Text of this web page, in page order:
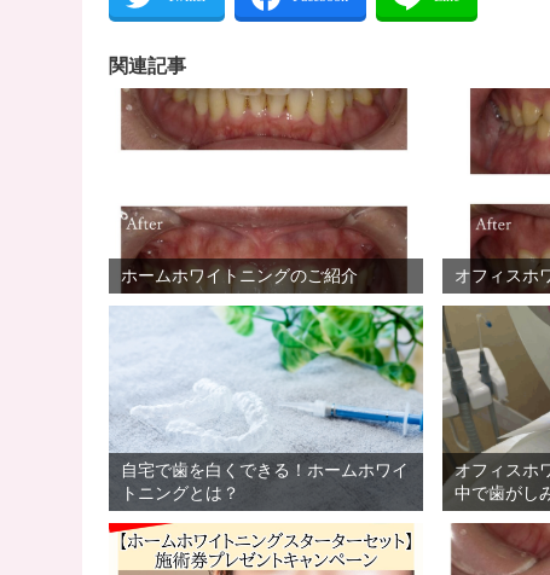
関連記事
ホームホワイトニングのご紹介 オフィスホ
自宅で歯を白くできる！ホームホワイ
トニングとは？
オフィスホ
中で歯がし